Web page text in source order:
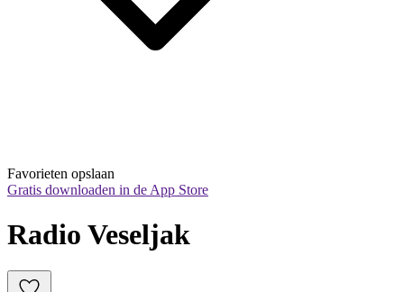
Favorieten opslaan
Gratis downloaden in de App Store
Radio Veseljak